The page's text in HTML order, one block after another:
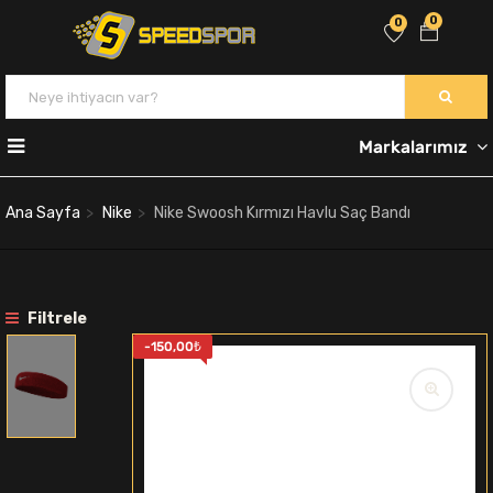
0
0
Markalarımız
Ana Sayfa Nike Nike Swoosh Kırmızı Havlu Saç Bandı
Filtrele
-150,00₺